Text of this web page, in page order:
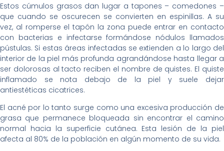
Estos cúmulos grasos dan lugar a tapones – comedones –
que cuando se oscurecen se convierten en espinillas. A su
vez, al romperse el tapón la zona puede entrar en contacto
con bacterias e infectarse formándose nódulos llamados
pústulas. Si estas áreas infectadas se extienden a lo largo del
interior de la piel más profunda agrandándose hasta llegar a
ser dolorosas al tacto reciben el nombre de quistes. El quiste
inflamado se nota debajo de la piel y suele dejar
antiestéticas cicatrices.
El acné por lo tanto surge como una excesiva producción de
grasa que permanece bloqueada sin encontrar el camino
normal hacia la superficie cutánea. Esta lesión de la piel
afecta al 80% de la población en algún momento de su vida.